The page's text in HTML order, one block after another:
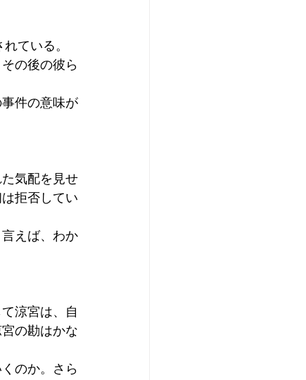
ている。
の後の彼ら
件の意味が
気配を見せ
拒否してい
えば、わか
涼宮は、自
の勘はかな
のか。さら